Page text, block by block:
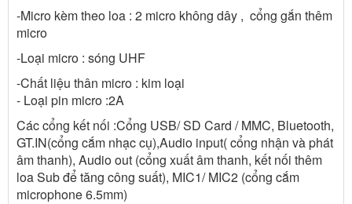
-Micro kèm theo loa : 2 micro không dây , cổng gắn thêm
micro
-Loại micro : sóng UHF
-Chất liệu thân micro : kim loại
- Loại pin micro :2A
Các cổng kết nối :Cổng USB/ SD Card / MMC, Bluetooth,
GT.IN(cổng cắm nhạc cụ),Audio input( cổng nhận và phát
âm thanh), Audio out (cổng xuất âm thanh, kết nối thêm
loa Sub để tăng công suất), MIC1/ MIC2 (cổng cắm
microphone 6.5mm)